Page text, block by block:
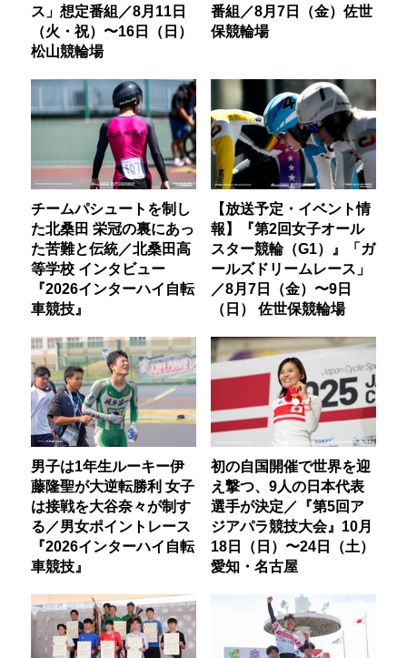
ス」想定番組／8月11日
（火・祝）〜16日（日）
松山競輪場
番組／8月7日（金）佐世
保競輪場
チームパシュートを制し
た北桑田 栄冠の裏にあっ
た苦難と伝統／北桑田高
等学校 インタビュー
『2026インターハイ自転
車競技』
【放送予定・イベント情
報】『第2回女子オール
スター競輪（G1）』「ガ
ールズドリームレース」
／8月7日（金）〜9日
（日） 佐世保競輪場
男子は1年生ルーキー伊
藤隆聖が大逆転勝利 女子
は接戦を大谷奈々が制す
る／男女ポイントレース
『2026インターハイ自転
車競技』
初の自国開催で世界を迎
え撃つ、9人の日本代表
選手が決定／『第5回ア
ジアパラ競技大会』10月
18日（日）〜24日（土）
愛知・名古屋